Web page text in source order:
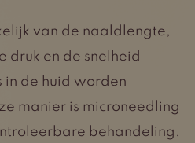
van de naaldlengte,
druk en de snelheid
de huid worden
manier is microneedling
behandeling.